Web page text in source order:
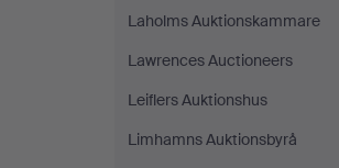
Laholms Auktionskammare
Lawrences Auctioneers
Leiflers Auktionshus
Limhamns Auktionsbyrå